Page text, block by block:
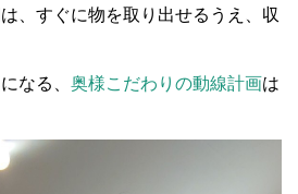
、すぐに物を取り出せるうえ、収
なる、 奥様こだわりの動線計画は